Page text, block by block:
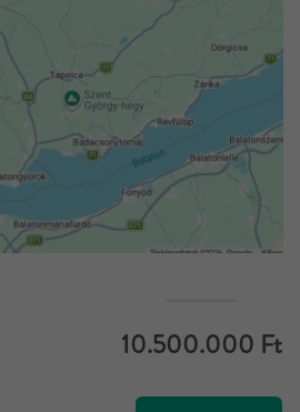
10.500.000 Ft